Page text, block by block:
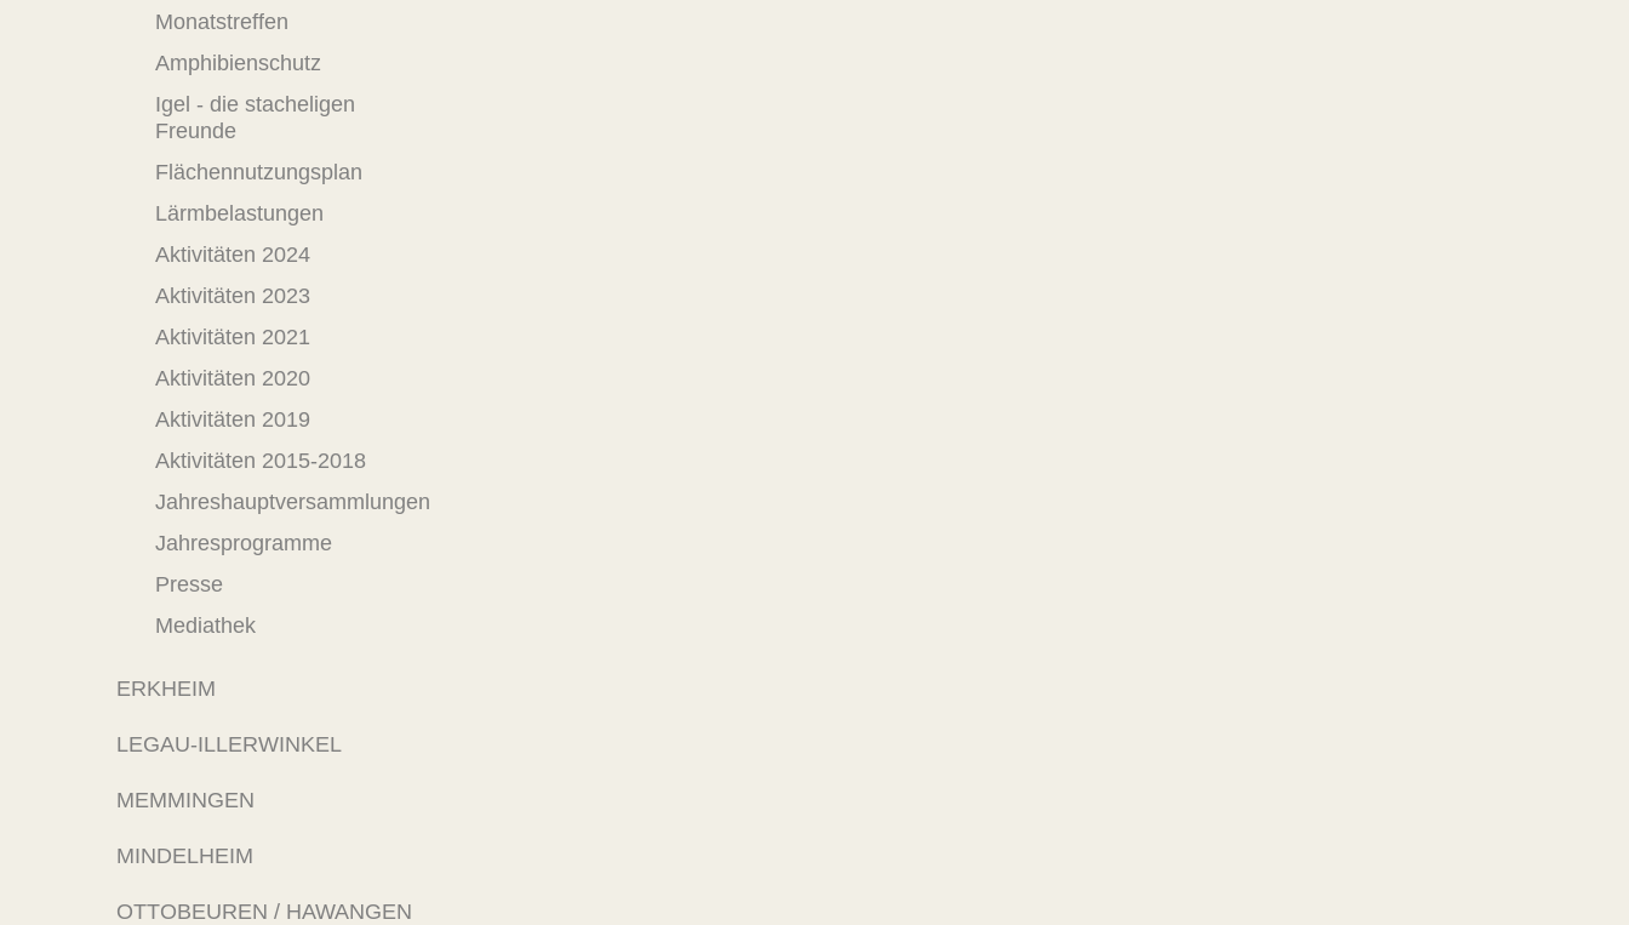
Monatstreffen
Amphibienschutz
Igel - die stacheligen
Freunde
Flächennutzungsplan
Lärmbelastungen
Aktivitäten 2024
Aktivitäten 2023
Aktivitäten 2021
Aktivitäten 2020
Aktivitäten 2019
Aktivitäten 2015-2018
Jahreshauptversammlungen
Jahresprogramme
Presse
Mediathek
ERKHEIM
LEGAU-ILLERWINKEL
MEMMINGEN
MINDELHEIM
OTTOBEUREN / HAWANGEN